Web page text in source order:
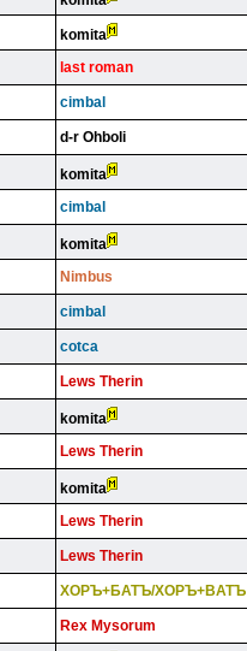
komita
last roman
cimbal
d-r Ohboli
komita
cimbal
komita
Nimbus
cimbal
cotca
Lews Therin
komita
Lews Therin
komita
Lews Therin
Lews Therin
XOPЪ+БATЪ/XOPЪ+BATЪ
Rex Mysorum